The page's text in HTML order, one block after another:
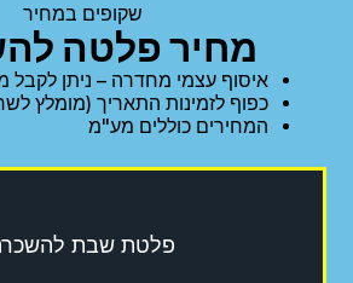
שקופים במחיר
מחיר פלטה
איסוף עצמי מחדרה – ניתן לקבל
כפוף לזמינות התאריך (מומלץ
המחירים כוללים מע"מ
פלטת שבת